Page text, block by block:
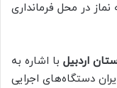
در محل فرمانداری
اردبیلبا اشاره به
دستگاه‌های اجرایی